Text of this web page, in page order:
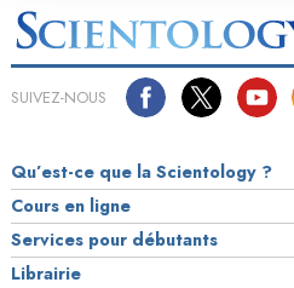
SUIVEZ-NOUS
Qu’est-ce que la Scientology ?
Cours en ligne
Services pour débutants
Librairie